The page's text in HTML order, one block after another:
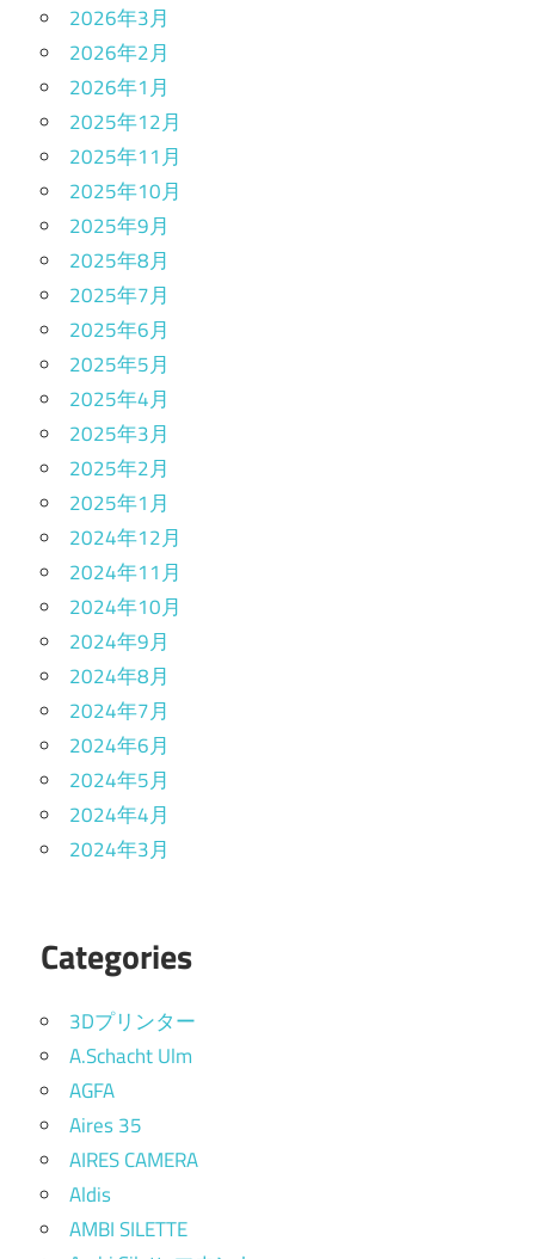
2026年3月
2026年2月
2026年1月
2025年12月
2025年11月
2025年10月
2025年9月
2025年8月
2025年7月
2025年6月
2025年5月
2025年4月
2025年3月
2025年2月
2025年1月
2024年12月
2024年11月
2024年10月
2024年9月
2024年8月
2024年7月
2024年6月
2024年5月
2024年4月
2024年3月
Categories
3Dプリンター
A.Schacht Ulm
AGFA
Aires 35
AIRES CAMERA
Aldis
AMBI SILETTE